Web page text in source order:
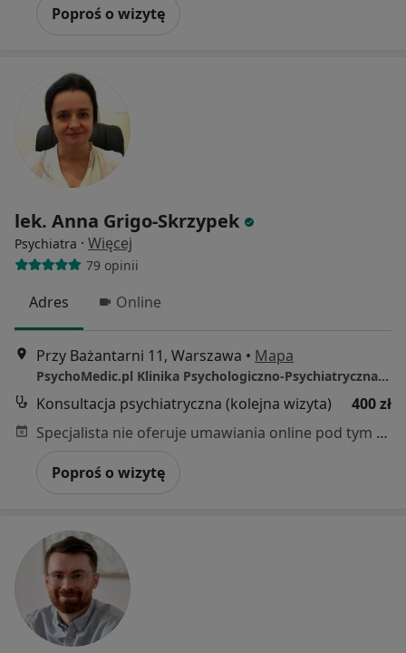
Poproś o wizytę
lek. Anna Grigo-Skrzypek
Psychiatra · Więcej
79 opinii
Adres Online
Przy Bażantarni 11, Warszawa • Mapa
PsychoMedic.pl Klinika Psychologiczno-Psychiatryczna Warszawa ul. Przy Bażantarni 11 (METRO KABATY/wejście od Al.KEN)
Konsultacja psychiatryczna (kolejna wizyta)
400 zł
Specjalista nie oferuje umawiania online pod tym adresem.
Poproś o wizytę